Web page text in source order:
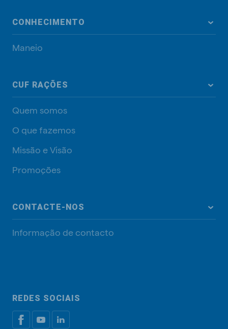
CONHECIMENTO
Maneio
CUF RAÇÕES
Quem somos
O que fazemos
Missão e Visão
Promoções
CONTACTE-NOS
Informação de contacto
REDES SOCIAIS